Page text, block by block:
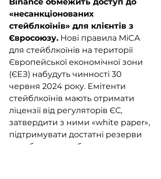
«несанкціонованих
стейблкоїнів» для клієнтів з
Євросоюзу. Нові правила MiCA
для стейблкоїнів на території
Європейської економічної зони
(ЄЕЗ) набудуть чинності 30
червня 2024 року. Емітенти
стейблкоїнів мають отримати
ліцензії від регуляторів ЄС,
затвердити з ними «white paper»,
підтримувати достатні резерви
та забезпечити безпечне